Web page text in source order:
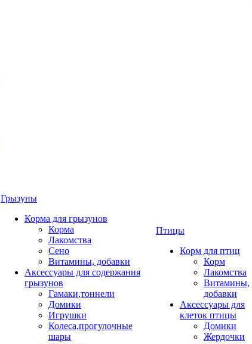
Грызуны
Корма для грызунов
Корма
Лакомства
Сено
Витамины, добавки
Аксессуары для содержания
грызунов
Гамаки,тоннели
Домики
Игрушки
Колеса,прогулочные
шары
Птицы
Корм для птиц
Корм
Лакомства
Витамины,
добавки
Аксессуары для
клеток птицы
Домики
Жердочки